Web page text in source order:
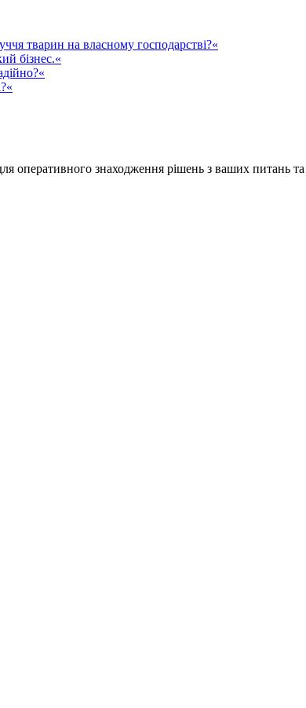
тварин на власному господарстві?«
бізнес.«
оперативного знаходження рішень з ваших питань